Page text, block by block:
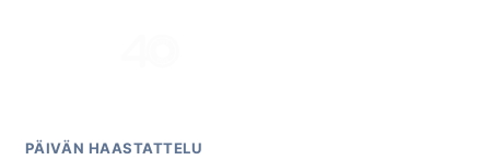
PÄIVÄN HAASTATTELU